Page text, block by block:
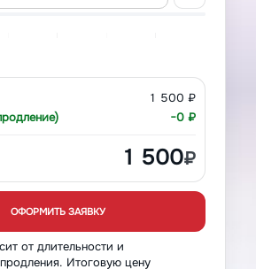
1 500 ₽
−0 ₽
1 500₽
ОФОРМИТЬ ЗАЯВКУ
от длительности и
Итоговую цену